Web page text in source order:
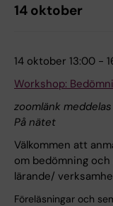
14 oktober
14 oktober 13:00 -
Workshop:
zoomlänk
På nätet
Välkommen att
om bedömning
lärande/
Föreläsningar och